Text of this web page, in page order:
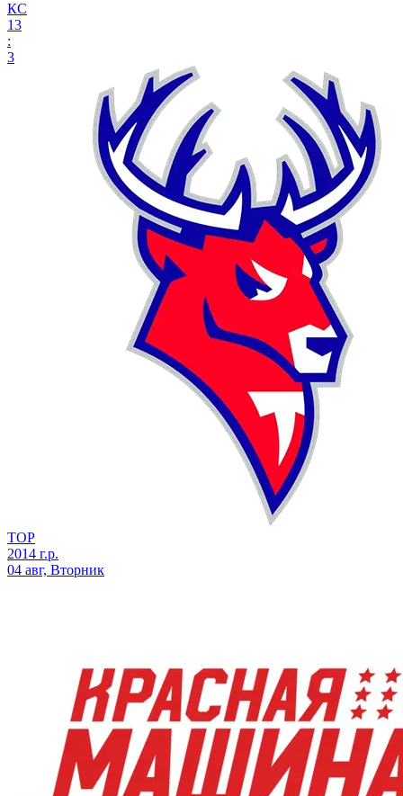
КС
13
:
3
ТОР
2014 г.р.
04 авг, Вторник